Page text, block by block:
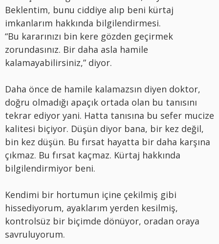
Beklentim, bunu ciddiye alıp beni kürtaj
imkanlarım hakkında bilgilendirmesi.
“Bu kararınızı bin kere gözden geçirmek
zorundasınız. Bir daha asla hamile
kalamayabilirsiniz,” diyor.
Daha önce de hamile kalamazsın diyen doktor,
doğru olmadığı apaçık ortada olan bu tanısını
tekrar ediyor yani. Hatta tanısına bu sefer mucize
kalitesi biçiyor. Düşün diyor bana, bir kez değil,
bin kez düşün. Bu fırsat hayatta bir daha karşına
çıkmaz. Bu fırsat kaçmaz. Kürtaj hakkında
bilgilendirmiyor beni.
Kendimi bir hortumun içine çekilmiş gibi
hissediyorum, ayaklarım yerden kesilmiş,
kontrolsüz bir biçimde dönüyor, oradan oraya
savruluyorum.